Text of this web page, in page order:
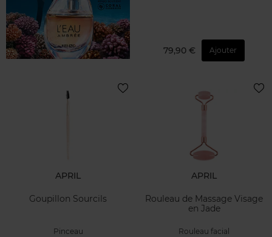
79,90 € Ajouter
APRIL
Goupillon Sourcils
Pinceau
APRIL
Rouleau de Massage Visage
en Jade
Rouleau facial